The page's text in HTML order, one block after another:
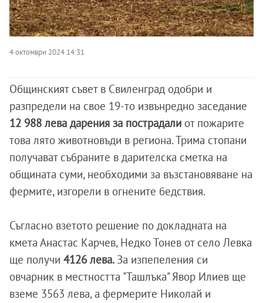
4 октомври 2024 14:31
Общинският съвет в Свиленград одобри и
разпредели на свое 19-то извънредно заседание
12 988 лева дарения за пострадали от пожарите
това лято животновъди в региона. Трима стопани
получават събраните в дарителска сметка на
общината суми, необходими за възстановяване на
фермите, изгорели в огнените бедствия.
Съгласно взетото решение по докладната на
кмета Анастас Карчев, Недко Тонев от село Левка
ще получи 4126 лева. За изпепеления си
овчарник в местността "Ташлъка" Явор Илиев ще
вземе 3563 лева, а фермерите Николай и